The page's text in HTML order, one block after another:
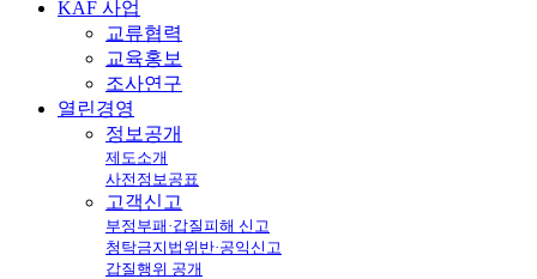
KAF 사업
교류협력
교육홍보
조사연구
열린경영
정보공개
제도소개
사전정보공표
고객신고
부정부패·갑질피해 신고
청탁금지법위반·공익신고
갑질행위 공개